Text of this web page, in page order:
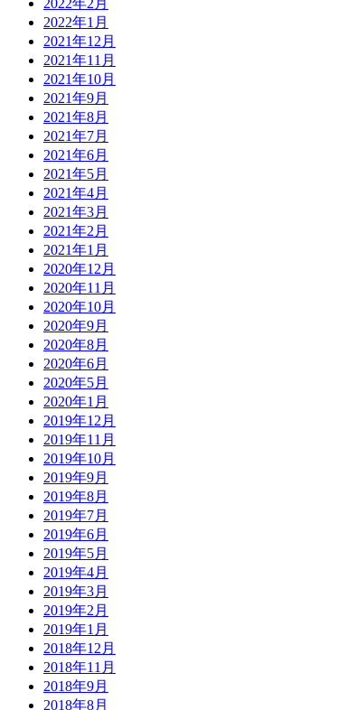
2022年1月
2021年12月
2021年11月
2021年10月
2021年9月
2021年8月
2021年7月
2021年6月
2021年5月
2021年4月
2021年3月
2021年2月
2021年1月
2020年12月
2020年11月
2020年10月
2020年9月
2020年8月
2020年6月
2020年5月
2020年1月
2019年12月
2019年11月
2019年10月
2019年9月
2019年8月
2019年7月
2019年6月
2019年5月
2019年4月
2019年3月
2019年2月
2019年1月
2018年12月
2018年11月
2018年9月
2018年8月